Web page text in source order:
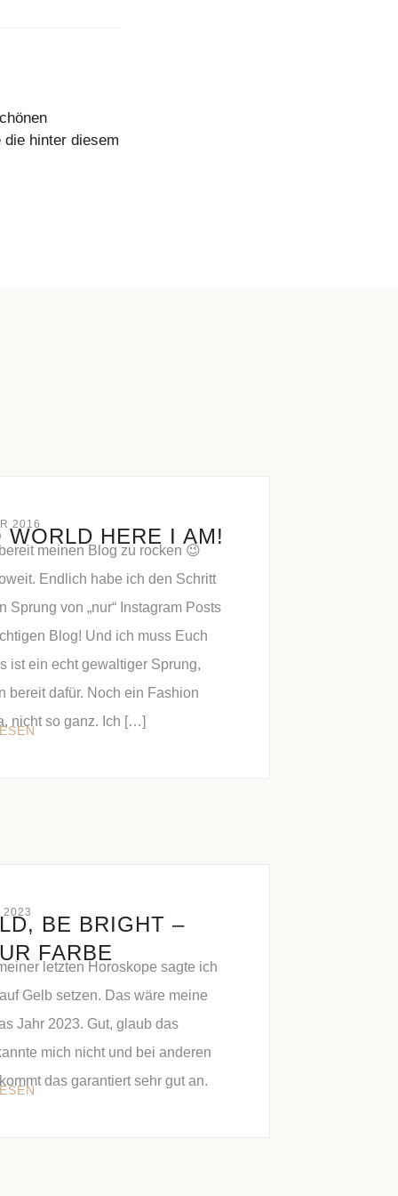
hinter diesem
2016
WORLD HERE I AM!
meinen Blog zu rocken 😉
Endlich habe ich den Schritt
Sprung von „nur“ Instagram Posts
Blog! Und ich muss Euch
ist ein echt gewaltiger Sprung,
bereit dafür. Noch ein Fashion
nicht so ganz. Ich […]
2023
BE BRIGHT –
FARBE
letzten Horoskope sagte ich
Gelb setzen. Das wäre meine
Jahr 2023. Gut, glaub das
mich nicht und bei anderen
das garantiert sehr gut an.